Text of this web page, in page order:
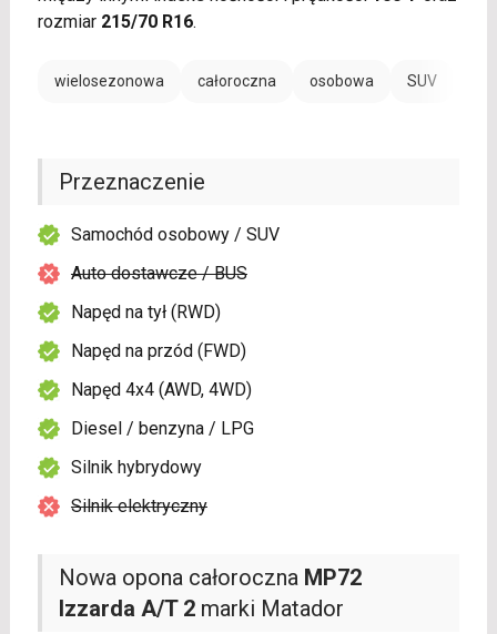
rozmiar 215/70 R16.
wielosezonowa całoroczna osobowa SUV
Nowa opona całoroczna MP72
Izzarda A/T 2marki Matador
Przeznaczenie
Samochód osobowy / SUV
Auto dostawcze / BUS
Napęd na tył (RWD)
Napęd na przód (FWD)
Napęd 4x4 (AWD, 4WD)
Diesel / benzyna / LPG
Silnik hybrydowy
Silnik elektryczny